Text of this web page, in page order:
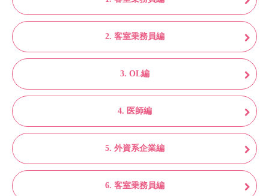
2. 客室乗務員編
3. OL編
4. 医師編
5. 外資系企業編
6. 客室乗務員編